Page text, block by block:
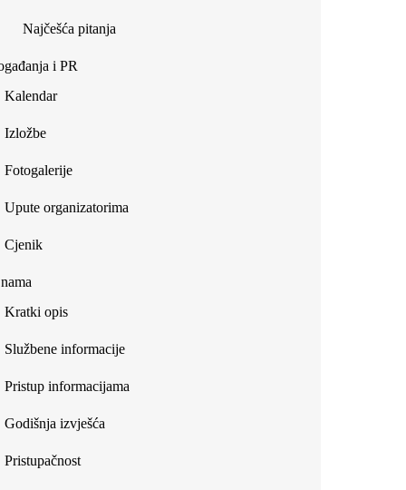
Najčešća pitanja
i PR
Kalendar
Izložbe
Fotogalerije
Upute organizatorima
Cjenik
Kratki opis
Službene informacije
Pristup informacijama
Godišnja izvješća
Pristupačnost